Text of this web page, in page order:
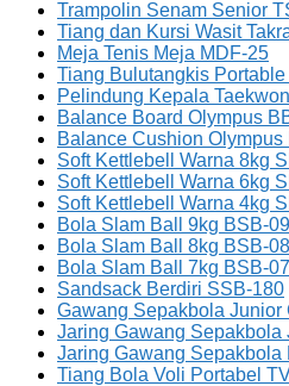
Trampolin Senam Senior
Tiang dan Kursi Wasit
Meja Tenis Meja MDF-25
Tiang Bulutangkis
Pelindung Kepala
Balance Board Olympus
Balance Cushion Olympus
Soft Kettlebell Warna 8kg
Soft Kettlebell Warna 6kg
Soft Kettlebell Warna 4kg
Bola Slam Ball 9kg BSB-09
Bola Slam Ball 8kg BSB-08
Bola Slam Ball 7kg BSB-07
Sandsack Berdiri SSB-180
Gawang Sepakbola Junior
Jaring Gawang Sepakbola
Jaring Gawang Sepakbola
Tiang Bola Voli Portabel